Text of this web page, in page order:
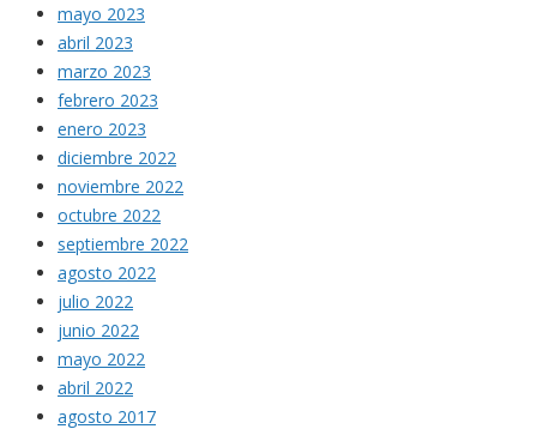
mayo 2023
abril 2023
marzo 2023
febrero 2023
enero 2023
diciembre 2022
noviembre 2022
octubre 2022
septiembre 2022
agosto 2022
julio 2022
junio 2022
mayo 2022
abril 2022
agosto 2017